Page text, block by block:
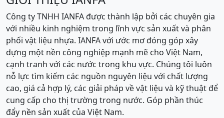
Công ty TNHH IANFA được thành lập bởi các chuyên gia
với nhiều kinh nghiệm trong lĩnh vực sản xuất và phân
phối vật liệu nhựa. IANFA với ước mơ đóng góp xây
dựng một nền công nghiệp mạnh mẽ cho Việt Nam,
cạnh tranh với các nước trong khu vực. Chúng tôi luôn
nỗ lực tìm kiếm các nguồn nguyên liệu với chất lượng
cao, giá cả hợp lý, các giải pháp về vật liệu và kỹ thuật để
cung cấp cho thị trường trong nước. Góp phần thúc
đẩy nền sản xuất của Việt Nam.